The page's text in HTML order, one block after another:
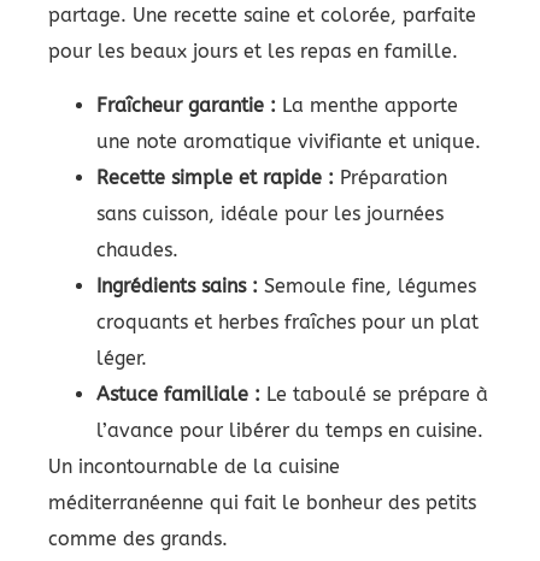
partage. Une recette saine et colorée, parfaite
pour les beaux jours et les repas en famille.
Fraîcheur garantie : La menthe apporte
une note aromatique vivifiante et unique.
Recette simple et rapide : Préparation
sans cuisson, idéale pour les journées
chaudes.
Ingrédients sains : Semoule fine, légumes
croquants et herbes fraîches pour un plat
léger.
Astuce familiale : Le taboulé se prépare à
l’avance pour libérer du temps en cuisine.
Un incontournable de la cuisine
méditerranéenne qui fait le bonheur des petits
comme des grands.